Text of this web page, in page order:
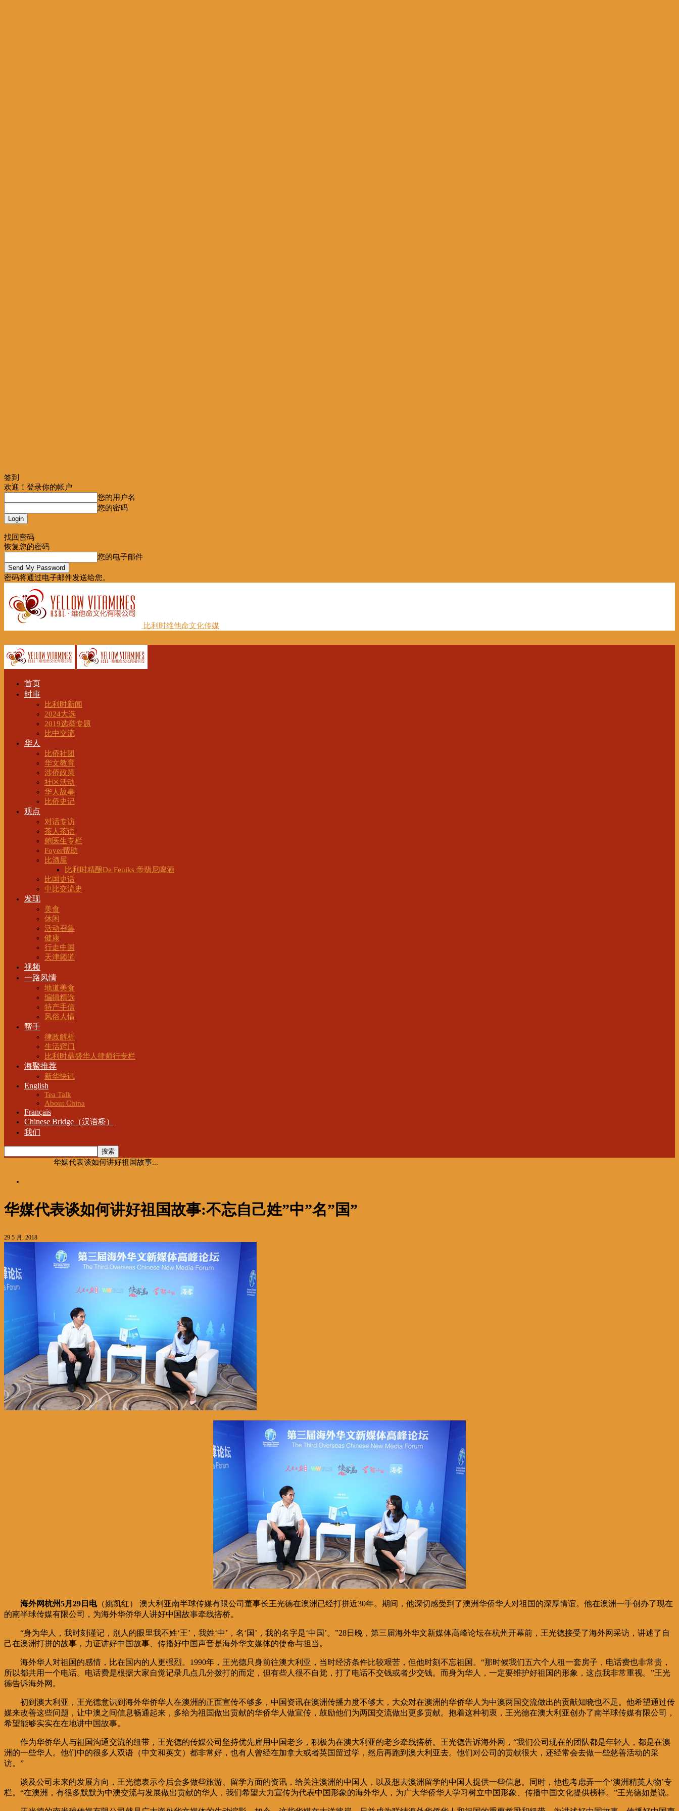
签到
欢迎！登录你的帐户
您的用户名
您的密码
找回密码
恢复您的密码
您的电子邮件
密码将通过电子邮件发送给您。
比利时维他命文化传媒
首页
时事
比利时新闻
2024大选
2019选举专题
比中交流
华人
比侨社团
华文教育
涉侨政策
社区活动
华人故事
比侨史记
观点
对话专访
茶人茶语
鲍医生专栏
Foyer帮助
比酒屋
比利时精酿De Feniks 帝翡尼啤酒
比国史话
中比交流史
发现
美食
休闲
活动召集
健康
行走中国
天津频道
视频
一路风情
地道美食
编辑精选
特产手信
风俗人情
帮手
律政解析
生活窍门
比利时鼎盛华人律师行专栏
海聚推荐
新华快讯
English
Tea Talk
About China
Français
Chinese Bridge（汉语桥）
我们
华媒代表谈如何讲好祖国故事...
华媒代表谈如何讲好祖国故事:不忘自己姓”中”名”国”
29 5 月, 2018
海外网杭州5月29日电（姚凯红） 澳大利亚南半球传媒有限公司董事长王光德在澳洲已经打拼近30年。期间，他深切感受到了澳洲华侨华人对祖国的深厚情谊。他在澳洲一手创办了现在
的南半球传媒有限公司，为海外华侨华人讲好中国故事牵线搭桥。
“身为华人，我时刻谨记，别人的眼里我不姓‘王’，我姓‘中’，名‘国’，我的名字是‘中国’。”28日晚，第三届海外华文新媒体高峰论坛在杭州开幕前，王光德接受了海外网采访，讲述了自
己在澳洲打拼的故事，力证讲好中国故事、传播好中国声音是海外华文媒体的使命与担当。
海外华人对祖国的感情，比在国内的人更强烈。1990年，王光德只身前往澳大利亚，当时经济条件比较艰苦，但他时刻不忘祖国。“那时候我们五六个人租一套房子，电话费也非常贵，
所以都共用一个电话。电话费是根据大家自觉记录几点几分拨打的而定，但有些人很不自觉，打了电话不交钱或者少交钱。而身为华人，一定要维护好祖国的形象，这点我非常重视。”王光
德告诉海外网。
初到澳大利亚，王光德意识到海外华侨华人在澳洲的正面宣传不够多，中国资讯在澳洲传播力度不够大，大众对在澳洲的华侨华人为中澳两国交流做出的贡献知晓也不足。他希望通过传
媒来改善这些问题，让中澳之间信息畅通起来，多给为祖国做出贡献的华侨华人做宣传，鼓励他们为两国交流做出更多贡献。抱着这种初衷，王光德在澳大利亚创办了南半球传媒有限公司，
希望能够实实在在地讲中国故事。
作为华侨华人与祖国沟通交流的纽带，王光德的传媒公司坚持优先雇用中国老乡，积极为在澳大利亚的老乡牵线搭桥。王光德告诉海外网，“我们公司现在的团队都是年轻人，都是在澳
洲的一些华人。他们中的很多人双语（中文和英文）都非常好，也有人曾经在加拿大或者英国留过学，然后再跑到澳大利亚去。他们对公司的贡献很大，还经常会去做一些慈善活动的采
访。”
谈及公司未来的发展方向，王光德表示今后会多做些旅游、留学方面的资讯，给关注澳洲的中国人，以及想去澳洲留学的中国人提供一些信息。同时，他也考虑弄一个‘澳洲精英人物’专
栏。“在澳洲，有很多默默为中澳交流与发展做出贡献的华人，我们希望大力宣传为代表中国形象的海外华人，为广大华侨华人学习树立中国形象、传播中国文化提供榜样。”王光德如是说。